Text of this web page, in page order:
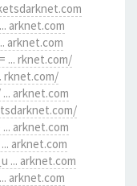
arknet.com
arknet.com
... rknet.com/
arknet.com
arknet.com
arknet.com
... arknet.com
arknet.com